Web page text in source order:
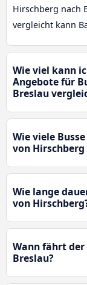
Hirschberg nach
vergleicht kann
Wie viel kann
Angebote für
Breslau
Wie viele
von
Wie lange
von
Wann fährt der
Breslau?